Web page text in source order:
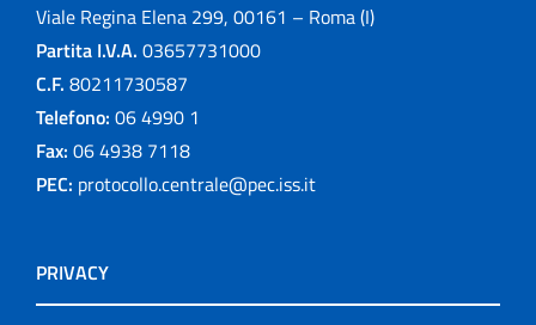
Viale Regina Elena 299, 00161 – Roma (I)
Partita I.V.A. 03657731000
C.F. 80211730587
Telefono: 06 4990 1
Fax: 06 4938 7118
PEC: protocollo.centrale@pec.iss.it
PRIVACY